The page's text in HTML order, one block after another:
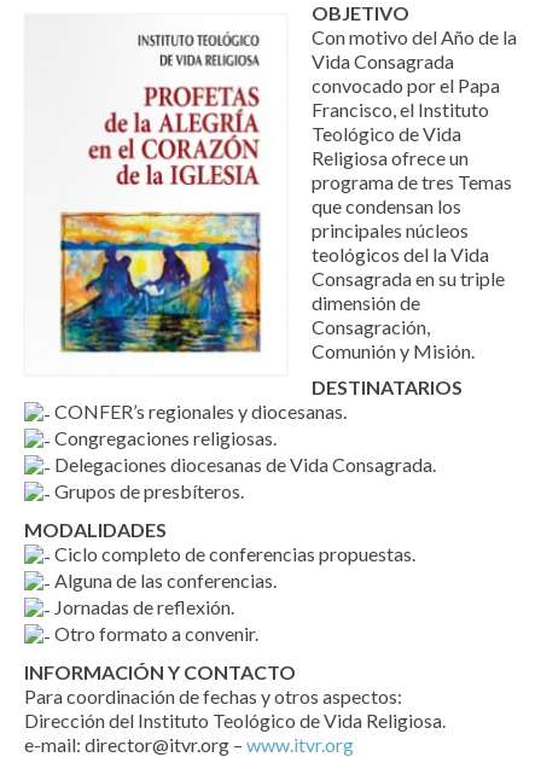
Eventos en RyD
Ecos de las Jornadas
Exposiciones de la Vida Consagrada
Semana Nacional de VR_ITVR
Lenguajes
Materiales del Año de la Vida Consagrada
Celebramos
Cadena de Oración en las RyD
OBJETIVO
Con motivo del Año de la
Vida Consagrada
convocado por el Papa
Francisco, el Instituto
Teológico de Vida
Religiosa ofrece un
programa de tres Temas
que condensan los
principales núcleos
teológicos del la Vida
Consagrada en su triple
dimensión de
Consagración,
Comunión y Misión.
DESTINATARIOS
CONFER’s regionales y diocesanas.
Congregaciones religiosas.
Delegaciones diocesanas de Vida Consagrada.
Grupos de presbíteros.
MODALIDADES
Ciclo completo de conferencias propuestas.
Alguna de las conferencias.
Jornadas de reflexión.
Otro formato a convenir.
INFORMACIÓN Y CONTACTO
Para coordinación de fechas y otros aspectos:
Dirección del Instituto Teológico de Vida Religiosa.
e-mail: director@itvr.org – www.itvr.org